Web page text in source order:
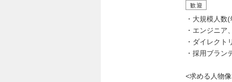
歓迎
・大規模人数
・エンジニ
・ダイレクト
・採用ブラン
<求める人物